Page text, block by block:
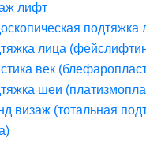
лифт
подтяжка
лица
век
шеи
визаж (тотальная